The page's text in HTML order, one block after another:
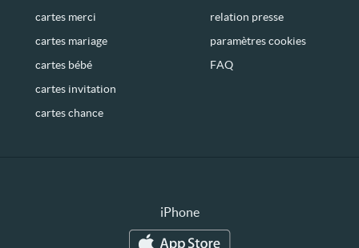
cartes merci
cartes mariage
cartes bébé
cartes invitation
cartes chance
relation presse
paramètres cookies
FAQ
iPhone